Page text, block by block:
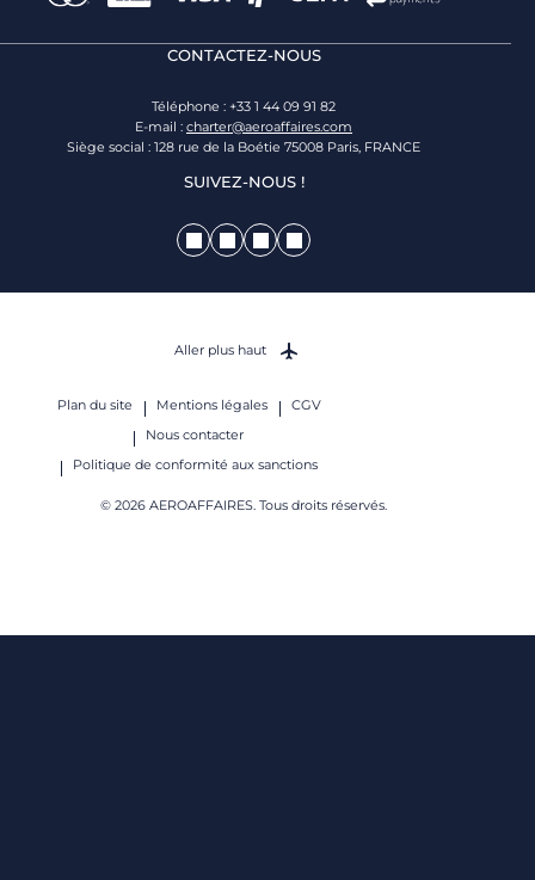
CONTACTEZ-NOUS
Téléphone : +33 1 44 09 91 82
E-mail : charter@aeroaffaires.com
Siège social : 128 rue de la Boétie 75008 Paris, FRANCE
SUIVEZ-NOUS !
Plan du site Mentions légales
CGV
Nous contacter
Politique de conformité aux sanctions
© 2026 AEROAFFAIRES. Tous droits réservés.
Aller plus haut